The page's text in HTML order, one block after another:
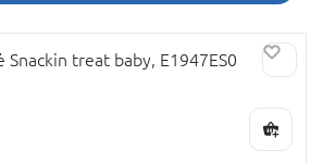
Snackin treat baby, E1947ES0